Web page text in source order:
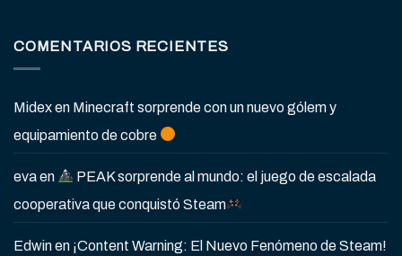
COMENTARIOS RECIENTES
Midexen Minecraft sorprende con un nuevo gólem y
equipamiento de cobre
evaen
PEAK sorprende al mundo: el juego de escalada
cooperativa que conquistó Steam
Edwinen ¡Content Warning: El Nuevo Fenómeno de Steam!